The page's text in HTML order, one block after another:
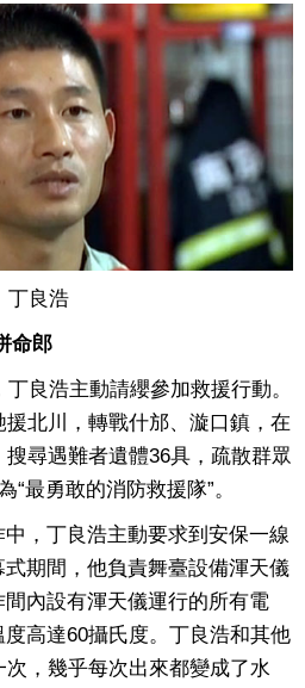
丁良浩
命郎
浩主動請纓參加救援行動。
北川，轉戰什邡、漩口鎮，在
尋遇難者遺體36具，疏散群眾
最勇敢的消防救援隊”。
，丁良浩主動要求到安保一線
期間，他負責舞臺設備渾天儀
內設有渾天儀運行的所有電
高達60攝氏度。丁良浩和其他
，幾乎每次出來都變成了水